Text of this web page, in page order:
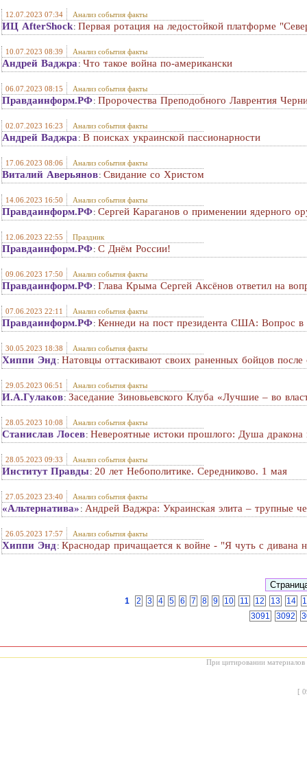
12.07.2023 07:34 Анализ события факты
ИЦ AfterShock: Первая ротация на ледостойкой платформе
10.07.2023 08:39 Анализ события факты
Андрей Ваджра : Что такое война по-американски
06.07.2023 08:15 Анализ события факты
Правдаинформ.РФ: Пророчества Преподобного Лаврентия
02.07.2023 16:23 Анализ события факты
Андрей Ваджра : В поисках украинской пассионарности
17.06.2023 08:06 Анализ события факты
Виталий Аверьянов: Свидание со Христом
14.06.2023 16:50 Анализ события факты
Правдаинформ.РФ: Сергей Караганов о применении ядерного
12.06.2023 22:55 Праздник
Правдаинформ.РФ: С Днём России!
09.06.2023 17:50 Анализ события факты
Правдаинформ.РФ: Глава Крыма Сергей Аксёнов ответил на
07.06.2023 22:11 Анализ события факты
Правдаинформ.РФ: Кеннеди на пост президента США: Вопрос
30.05.2023 18:38 Анализ события факты
Хиппи Энд : Натовцы оттаскивают своих раненных бойцов после
29.05.2023 06:51 Анализ события факты
И.А.Гулаков: Заседание Зиновьевского Клуба «Лучшие – во
28.05.2023 10:08 Анализ события факты
Станислав Лосев: Невероятные истоки прошлого: Душа дракона
28.05.2023 09:33 Анализ события факты
Институт Правды: 20 лет Небополитике. Середниково. 1 мая
27.05.2023 23:40 Анализ события факты
«Альтернатива» : Андрей Ваджра: Украинская элита – трупные
26.05.2023 17:57 Анализ события факты
Хиппи Энд : Краснодар причащается к войне - "Я чуть с дивана
1 2 3 4 5 6 7 8 9 10 11 12 13 14
3091
3092
При цитировании материалов
[